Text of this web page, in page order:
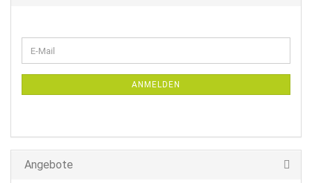
ZUR
E-
Mail
ANMELDEN
Angebote